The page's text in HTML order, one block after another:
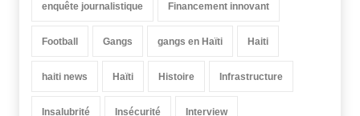
enquête journalistique Financement innovant
Football Gangs gangs en Haïti Haiti
haiti news Haïti Histoire Infrastructure
Insalubrité Insécurité Interview